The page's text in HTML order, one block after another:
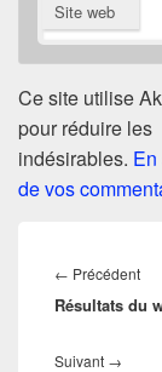
Site web
Ce site utilise
pour réduire les
indésirables.
de vos
de
l’article
← Précédent
Résultats du
Suivant →